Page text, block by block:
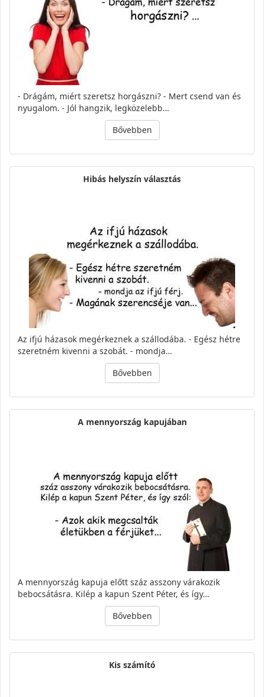
- Drágám, miért szeretsz horgászni? - Mert csend van és
nyugalom. - Jól hangzik, legközelebb…
Bővebben
Hibás helyszín választás
Az ifjú házasok megérkeznek a szállodába. - Egész hétre
szeretném kivenni a szobát. - mondja…
Bővebben
A mennyország kapujában
A mennyország kapuja előtt száz asszony várakozik
bebocsátásra. Kilép a kapun Szent Péter, és így…
Bővebben
Kis számító